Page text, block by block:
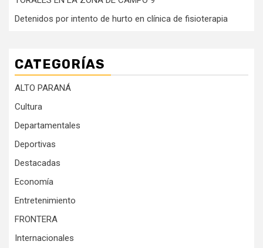
Detenidos por intento de hurto en clínica de fisioterapia
CATEGORÍAS
ALTO PARANÁ
Cultura
Departamentales
Deportivas
Destacadas
Economía
Entretenimiento
FRONTERA
Internacionales